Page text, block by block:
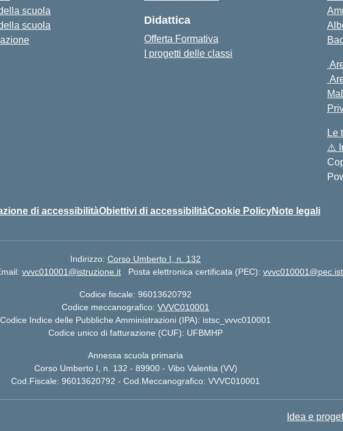
scuola
scuola
Didattica
Offerta Formativa
I progetti delle classi
Le
⚠️
di accessibilitàObiettivi di accessibilitàCookie PolicyNote legali
Indirizzo: Corso Umberto I, n. 132
vvvc010001@istruzione.it Posta elettronica certificata (PEC):
Codice fiscale: 96013620792
Codice meccanografico: VVVC010001
Codice Indice delle Pubbliche Amministrazioni (IPA): istsc_vvvc010001
Codice unico di fatturazione (CUF): UFBMHP
Annessa scuola primaria
Corso Umberto I, n. 132 - 89900 - Vibo Valentia (VV)
Cod.Fiscale: 96013620792 - Cod.Meccanografico: VVVC010001
Idea e